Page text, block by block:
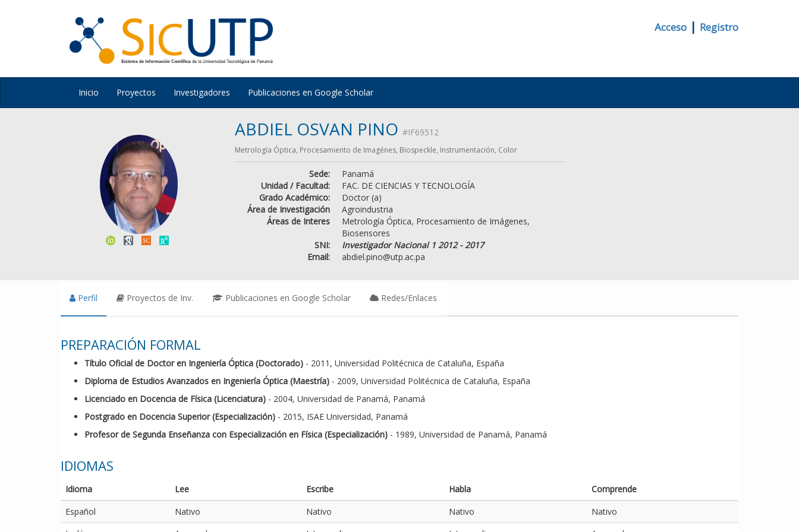
Acceso | Registro
Inicio Proyectos Investigadores Publicaciones en Google Scholar
ABDIEL OSVAN PINO #IF69512
Metrología Óptica, Procesamiento de Imagénes, Biospeckle, Instrumentación, Color
Sede:
Panamá
Unidad / Facultad:
FAC. DE CIENCIAS Y TECNOLOGÍA
Grado Académico:
Doctor (a)
Área de Investigación
Agroindustria
Áreas de Interes
Metrología Óptica, Procesamiento de Imágenes,
Biosensores
SNI:
Investigador Nacional 1 2012 - 2017
Email:
abdiel.pino@utp.ac.pa
Perfil Proyectos de Inv. Publicaciones en Google Scholar Redes/Enlaces
PREPARACIÓN FORMAL
Título Oficial de Doctor en Ingeniería Óptica (Doctorado) - 2011, Universidad Politécnica de Cataluña, España
Diploma de Estudios Avanzados en Ingeniería Óptica (Maestría) - 2009, Universidad Politécnica de Cataluña, España
Licenciado en Docencia de Física (Licenciatura) - 2004, Universidad de Panamá, Panamá
Postgrado en Docencia Superior (Especialización) - 2015, ISAE Universidad, Panamá
Profesor de Segunda Enseñanza con Especialización en Física (Especialización) - 1989, Universidad de Panamá, Panamá
IDIOMAS
Idioma Lee Escribe Habla
Comprende
Español
Nativo Nativo Nativo
Nativo